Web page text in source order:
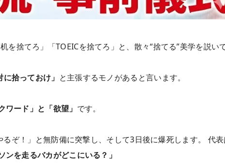
を捨てろ」「TOEICを捨てろ」と、散々“捨てる”美学を説い
拾っておけ」 と主張するモノがあると言います。
ワード」と「欲望」 です。
ぞ！」と無防備に突撃し、そして3日後に爆死します。 代
ンを走るバカがどこにいる？」